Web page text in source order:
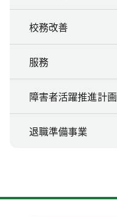
校務改善
服務
障害者活躍推進計画
退職準備事業